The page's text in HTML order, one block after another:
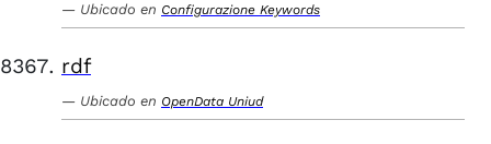
Ubicado en Configurazione Keywords
rdf
Ubicado en OpenData Uniud